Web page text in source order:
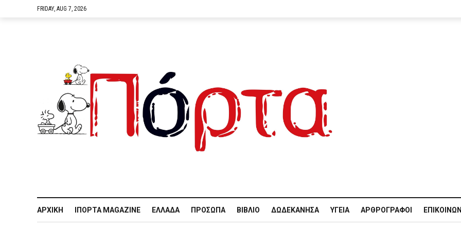
FRIDAY, AUG 7, 2026
ΑΡΧΙΚΉ IΠΌΡΤΑ MAGAZINE ΕΛΛΆΔΑ ΠΡΌΣΩΠΑ ΒΙΒΛΊΟ ΔΩΔΕΚΆΝΗΣΑ ΥΓΕΊΑ ΑΡΘΡΟΓΡΆΦΟΙ